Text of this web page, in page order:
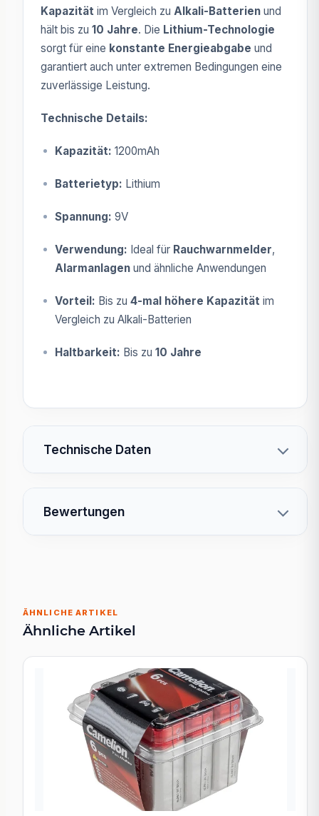
Kapazität im Vergleich zu Alkali-Batterien und
hält bis zu 10 Jahre. Die Lithium-Technologie
sorgt für eine konstante Energieabgabe und
garantiert auch unter extremen Bedingungen eine
zuverlässige Leistung.
Technische Details:
Kapazität: 1200mAh
Batterietyp: Lithium
Spannung: 9V
Verwendung: Ideal für Rauchwarnmelder,
Alarmanlagen und ähnliche Anwendungen
Vorteil: Bis zu 4-mal höhere Kapazität im
Vergleich zu Alkali-Batterien
Haltbarkeit: Bis zu 10 Jahre
Technische Daten
Bewertungen
ÄHNLICHE ARTIKEL
Ähnliche Artikel